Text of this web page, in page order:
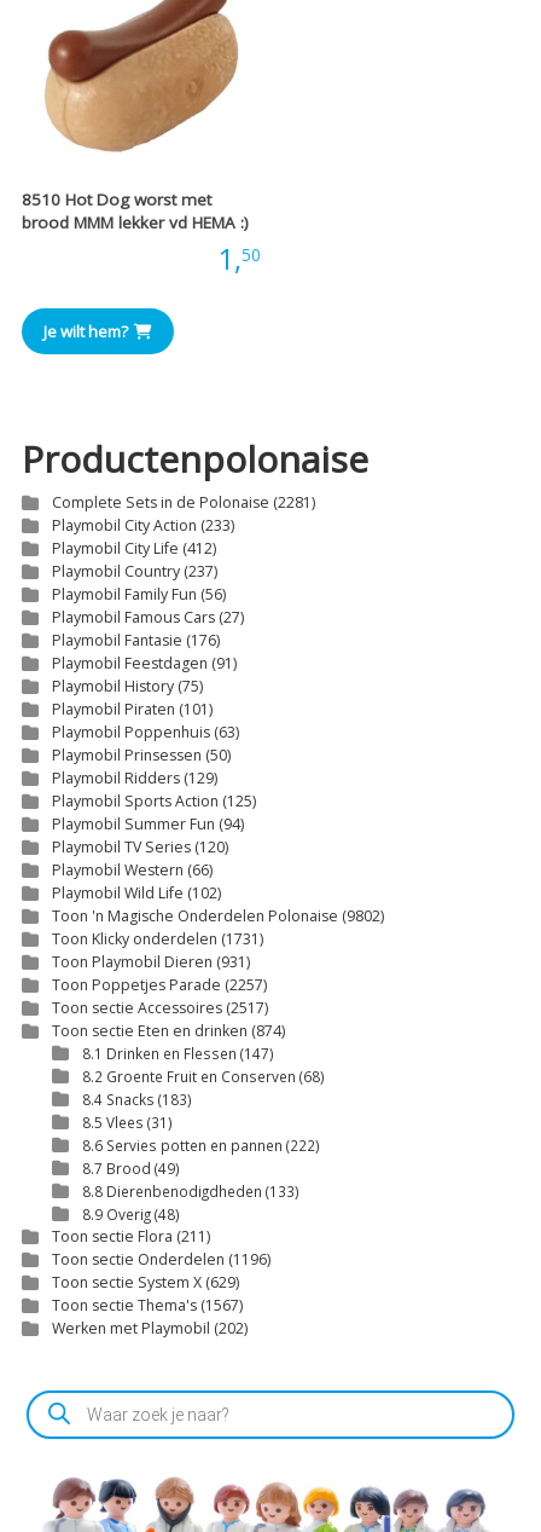
8510 Hot Dog worst met
brood MMM lekker vd HEMA :)
1,50
Je wilt hem?
Productenpolonaise
Complete Sets in de Polonaise (2281)
Playmobil City Action (233)
Playmobil City Life (412)
Playmobil Country (237)
Playmobil Family Fun (56)
Playmobil Famous Cars (27)
Playmobil Fantasie (176)
Playmobil Feestdagen (91)
Playmobil History (75)
Playmobil Piraten (101)
Playmobil Poppenhuis (63)
Playmobil Prinsessen (50)
Playmobil Ridders (129)
Playmobil Sports Action (125)
Playmobil Summer Fun (94)
Playmobil TV Series (120)
Playmobil Western (66)
Playmobil Wild Life (102)
Toon 'n Magische Onderdelen Polonaise (9802)
Toon Klicky onderdelen (1731)
Toon Playmobil Dieren (931)
Toon Poppetjes Parade (2257)
Toon sectie Accessoires (2517)
Toon sectie Eten en drinken (874)
8.1 Drinken en Flessen (147)
8.2 Groente Fruit en Conserven (68)
8.4 Snacks (183)
8.5 Vlees (31)
8.6 Servies potten en pannen (222)
8.7 Brood (49)
8.8 Dierenbenodigdheden (133)
8.9 Overig(48)
Toon sectie Flora (211)
Toon sectie Onderdelen (1196)
Toon sectie System X (629)
Toon sectie Thema's (1567)
Werken met Playmobil (202)
Producten
zoeken